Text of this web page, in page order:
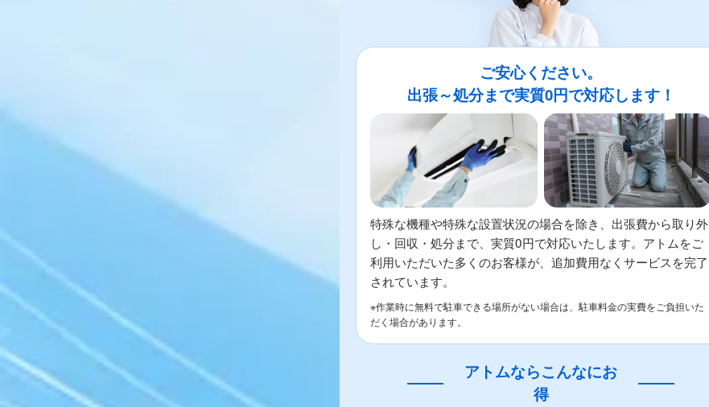
ご安心ください。
出張～処分まで実質0円で対応します！
特殊な機種や特殊な設置状況の場合を除き、出張費から取り外
し・回収・処分まで、実質0円で対応いたします。アトムをご
利用いただいた多くのお客様が、追加費用なくサービスを完了
されています。
※作業時に無料で駐車できる場所がない場合は、駐車料金の実費をご負担いた
だく場合があります。
アトムならこんなにお
得